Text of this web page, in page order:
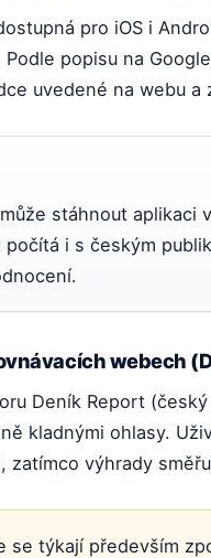
pro iOS i
popisu na
uvedené na webu a
stáhnout
i s českým
webech
Deník Report
kladnými ohlasy.
zatímco výhrady
se týkají především